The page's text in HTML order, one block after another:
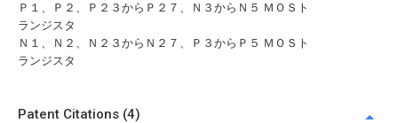
Ｐ１、Ｐ２、Ｐ２３からＰ２７、Ｎ３からＮ５ ＭＯＳト
ランジスタ
Ｎ１、Ｎ２、Ｎ２３からＮ２７、Ｐ３からＰ５ ＭＯＳト
ランジスタ
Patent Citations (4)